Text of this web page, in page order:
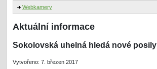
Webkamery
Aktuální informace
Sokolovská uhelná hledá nové posily
Vytvořeno: 7. březen 2017